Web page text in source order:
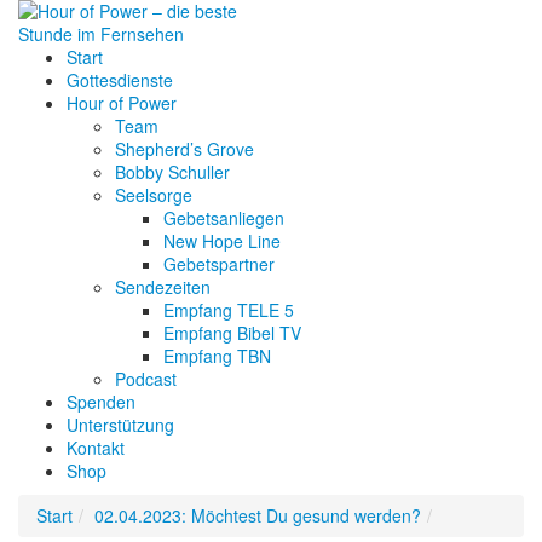
Start
Gottesdienste
Hour of Power
Team
Shepherd’s Grove
Bobby Schuller
Seelsorge
Gebetsanliegen
New Hope Line
Gebetspartner
Sendezeiten
Empfang TELE 5
Empfang Bibel TV
Empfang TBN
Podcast
Spenden
Unterstützung
Kontakt
Shop
Start
02.04.2023: Möchtest Du gesund werden?